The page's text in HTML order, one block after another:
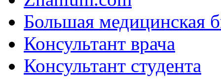
Большая медицинская
Консультант врача
Консультант студента